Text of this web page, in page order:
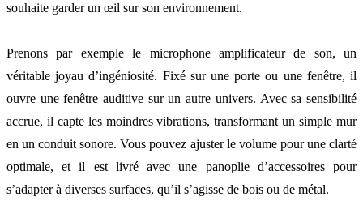
souhaite garder un œil sur son environnement.
Prenons par exemple le microphone amplificateur de son, un
véritable joyau d’ingéniosité. Fixé sur une porte ou une fenêtre, il
ouvre une fenêtre auditive sur un autre univers. Avec sa sensibilité
accrue, il capte les moindres vibrations, transformant un simple mur
en un conduit sonore. Vous pouvez ajuster le volume pour une clarté
optimale, et il est livré avec une panoplie d’accessoires pour
s’adapter à diverses surfaces, qu’il s’agisse de bois ou de métal.